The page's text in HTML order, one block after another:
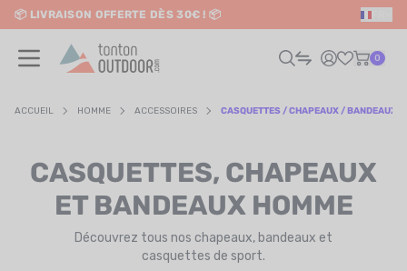
content
📦 LIVRAISON OFFERTE DÈS 30€ ! 📦
✨ RETRAIT EN MAGASIN GRATUIT
0
ACCUEIL HOMME ACCESSOIRES CASQUETTES / CHAPEAUX / BANDEAUX
CASQUETTES, CHAPEAUX
ET BANDEAUX HOMME
Découvrez tous nos chapeaux, bandeaux et
casquettes de sport.